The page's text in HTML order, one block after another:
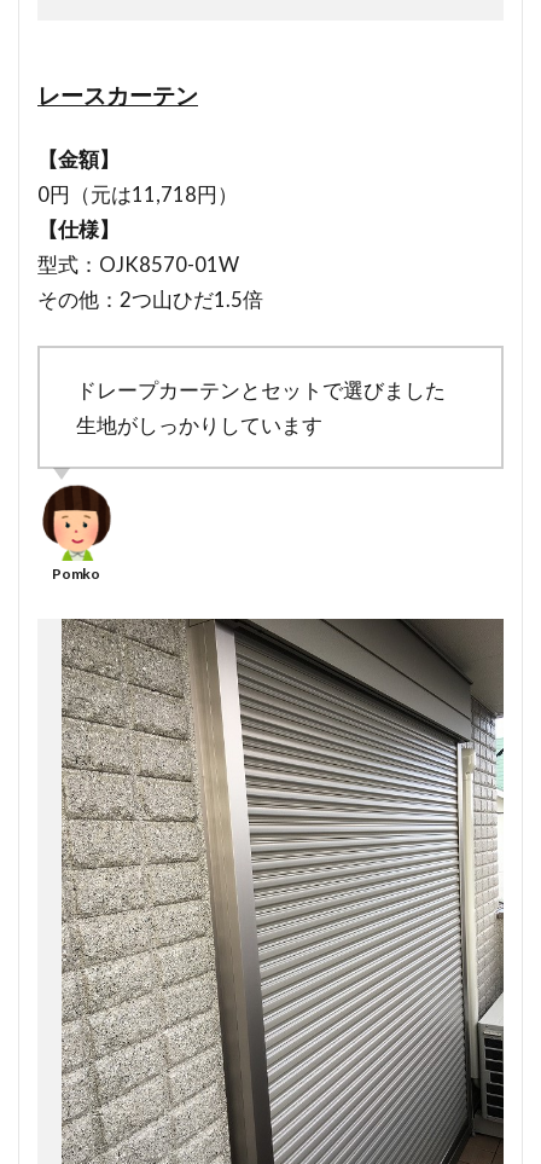
レースカーテン
【金額】
0円（元は11,718円）
【仕様】
型式：OJK8570-01W
その他：2つ山ひだ1.5倍
ドレープカーテンとセットで選びました
生地がしっかりしています